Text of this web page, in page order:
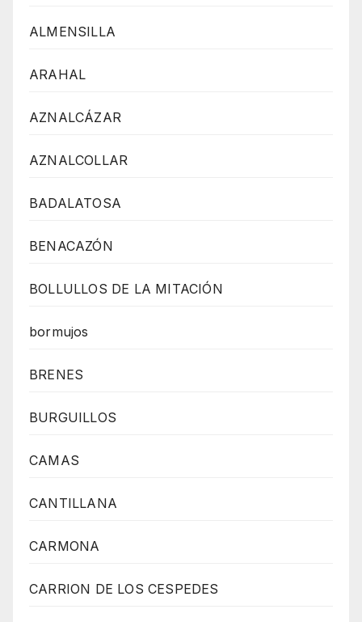
ALMENSILLA
ARAHAL
AZNALCÁZAR
AZNALCOLLAR
BADALATOSA
BENACAZÓN
BOLLULLOS DE LA MITACIÓN
bormujos
BRENES
BURGUILLOS
CAMAS
CANTILLANA
CARMONA
CARRION DE LOS CESPEDES